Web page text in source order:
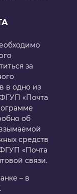
за
в одно из
«Почта
об
средств
«Почта
связи.
– в